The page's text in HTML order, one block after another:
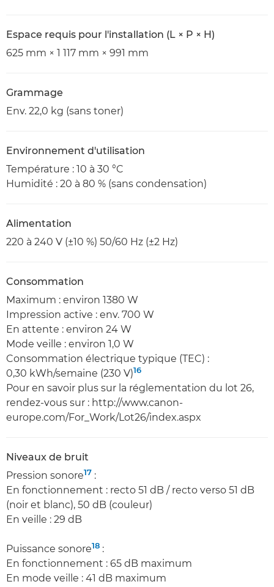
Espace requis pour l'installation (L × P × H)
625 mm × 1 117 mm × 991 mm
Grammage
Env. 22,0 kg (sans toner)
Environnement d'utilisation
Température : 10 à 30 °C
Humidité : 20 à 80 % (sans condensation)
Alimentation
220 à 240 V (±10 %) 50/60 Hz (±2 Hz)
Consommation
Maximum : environ 1380 W
Impression active : env. 700 W
En attente : environ 24 W
Mode veille : environ 1,0 W
Consommation électrique typique (TEC) :
0,30 kWh/semaine (230 V)16
Pour en savoir plus sur la réglementation du lot 26,
rendez-vous sur : http://www.canon-
europe.com/For_Work/Lot26/index.aspx
Niveaux de bruit
Pression sonore17 :
En fonctionnement : recto 51 dB / recto verso 51 dB
(noir et blanc), 50 dB (couleur)
En veille : 29 dB
Puissance sonore18 :
En fonctionnement : 65 dB maximum
En mode veille : 41 dB maximum